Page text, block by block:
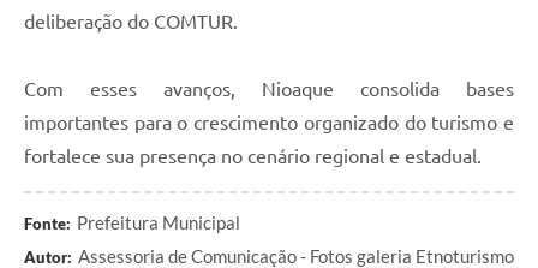
deliberação do COMTUR.
Com esses avanços, Nioaque consolida bases
importantes para o crescimento organizado do turismo e
fortalece sua presença no cenário regional e estadual.
Fonte: Prefeitura Municipal
Autor: Assessoria de Comunicação - Fotos galeria Etnoturismo